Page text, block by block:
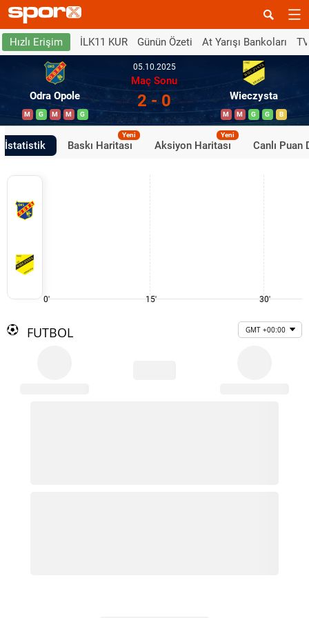
Hızlı Erişim İLK11 KUR Günün Özeti At Yarışı Bankoları
Odra Opole
M G M M G
05.10.2025
Maç Sonu
2 - 0 Wieczysta
M M G G B
İstatistik Baskı Haritası
Yeni
Aksiyon Haritası
Yeni
Canlı Puan
0' 15' 30'
FUTBOL GMT +00:00